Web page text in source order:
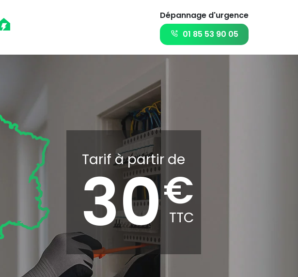
Dépannage d'urgence
01 85 53 90 05
Tarif à partir de
30